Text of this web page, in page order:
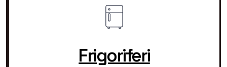
Frigoriferi